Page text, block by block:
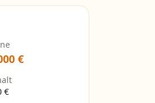
€
€